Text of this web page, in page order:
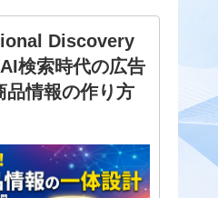
Discovery
検索時代の広告
品情報の作り方